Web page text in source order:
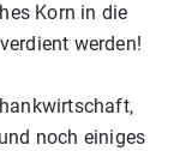
Korn in die
werden!
noch einiges